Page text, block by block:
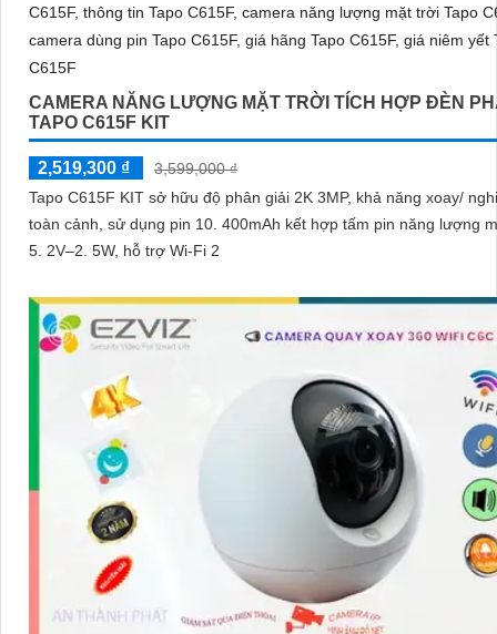
CAMERA NĂNG LƯỢNG MẶT TRỜI TÍCH HỢP ĐÈN
TAPO C615F KIT
2,519,300 ₫
3,599,000 ₫
Tapo C615F KIT sở hữu độ phân giải 2K 3MP, khả năng xoay/
toàn cảnh, sử dụng pin 10. 400mAh kết hợp tấm pin năng lượng
5. 2V–2. 5W, hỗ trợ Wi-Fi 2